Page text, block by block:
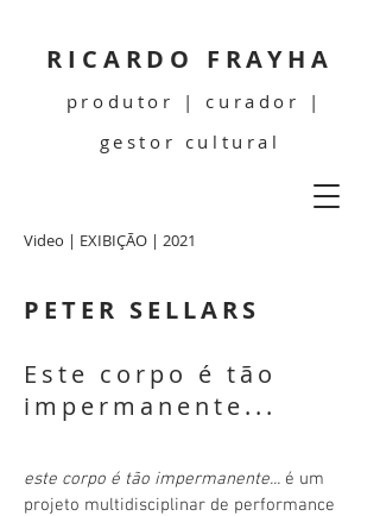
RICARDO FRAYHA
produtor | curador |
gestor cultural
Video | EXIBIÇÃO | 2021
PETER SELLARS
Este corpo é tão
impermanente...
este corpo é tão impermanente... é um
projeto multidisciplinar de performance